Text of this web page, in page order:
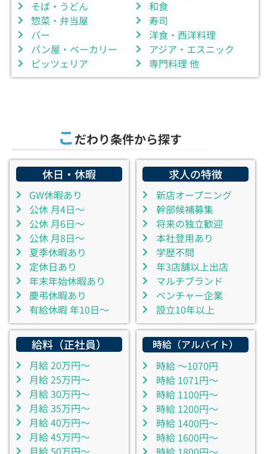
そば・うどん
惣菜・弁当屋
バー
パン屋・ベーカリー
ピッツェリア
和食
寿司
洋食・西洋料理
アジア・エスニック
専門料理 他
こだわり条件から探す
休日・休暇
GW休暇あり
公休 月4日～
公休 月6日～
公休 月8日～
夏季休暇あり
定休日あり
年末年始休暇あり
慶弔休暇あり
有給休暇 年10日～
求人の特徴
新店オープニング
幹部候補募集
将来の独立歓迎
本社登用あり
学歴不問
年3店舗以上出店
マルチブランド
ベンチャー企業
設立10年以上
給料（正社員）
月給 20万円～
月給 25万円～
月給 30万円～
月給 35万円～
月給 40万円～
月給 45万円～
月給 50万円～
時給（アルバイト）
時給 ～1070円
時給 1071円～
時給 1100円～
時給 1200円～
時給 1400円～
時給 1600円～